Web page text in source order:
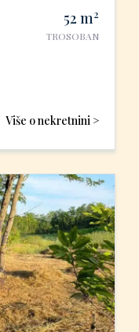
52 m2
TROSOBAN
Više o nekretnini >